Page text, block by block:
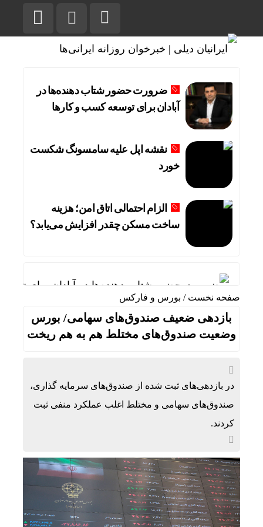
ضرورت حضور شتاب ‌دهنده‌ها در
آبادان برای توسعه کسب‌ و کارها
نقشه اپل علیه سامسونگ شکست
خورد
الزام احتمالی اتاق امن؛ هزینه
ساخت مسکن چقدر افزایش می‌یابد؟
ضرورت حضور شتاب ‌دهنده‌ها در آبادان برای
الزام احتمالی اتاق امن؛ هزینه ساخت مسکن چقدر
رگبار و رعدوبرق در راه شمال کشور؛ تهران
ایران؛ شریک راهبردی اتحادیه اقتصادی اوراسیا
ایران پیشنهاد برگزاری دوره‌ای «اکسپو بریکس» را
8 چراغ قرمز در صورت‌های مالی که احتمال تقلب را آشکار می‌کند
یادداشت | “نقدینگی”؛ حلقه گمشده‌ای که دوباره
۷ اشتباه رایج هنگام خرید تابلو دکوراتیو که بهتر است مرتکب نشوید
صفحه نخست / بورس و فارکس
بازدهی ضعیف صندوق‌های سهامی/ بورس
وضعیت صندوق‌های مختلط هم به هم ریخت
در بازدهی‌های ثبت شده از صندوق‌های سرمایه گذاری،
صندوق‌های سهامی و مختلط اغلب عملکرد منفی ثبت
کردند.